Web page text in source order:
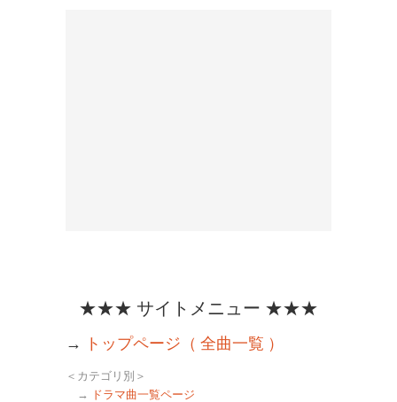
★★★ サイトメニュー ★★★
→ トップページ（ 全曲一覧 ）
＜カテゴリ別＞
→
ドラマ曲一覧ページ